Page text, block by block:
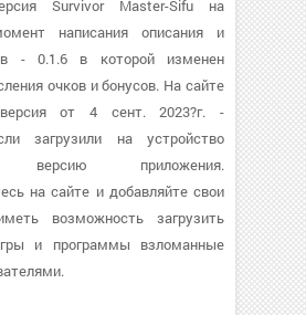
Survivor Master-Sifu на
написания описания и
- 0.1.6 в которой изменен
очков и бонусов. На сайте
версия от 4 сент. 2023?г. -
загрузили на устройство
версию приложения.
на сайте и добавляйте свои
возможность загрузить
и программы взломанные